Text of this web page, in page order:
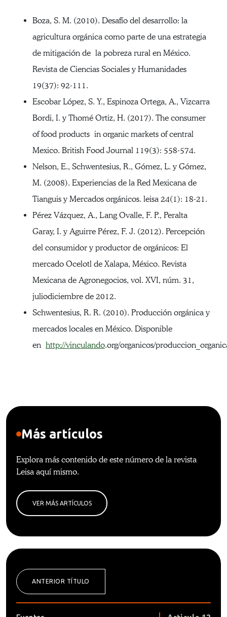
Boza, S. M. (2010). Desafío del desarrollo: la
agricultura orgánica como parte de una estrategia
de mitigación de la pobreza rural en México.
Revista de Ciencias Sociales y Humanidades
19(37): 92-111.
Escobar López, S. Y., Espinoza Ortega, A., Vizcarra
Bordi, I. y Thomé Ortiz, H. (2017). The consumer
of food products in organic markets of central
Mexico. British Food Journal 119(3): 558-574.
Nelson, E., Schwentesius, R., Gómez, L. y Gómez,
M. (2008). Experiencias de la Red Mexicana de
Tianguis y Mercados orgánicos. leisa 24(1): 18-21.
Pérez Vázquez, A., Lang Ovalle, F. P., Peralta
Garay, I. y Aguirre Pérez, F. J. (2012). Percepción
del consumidor y productor de orgánicos: El
mercado Ocelotl de Xalapa, México. Revista
Mexicana de Agronegocios, vol. XVI, núm. 31,
juliodiciembre de 2012.
Schwentesius, R. R. (2010). Producción orgánica y
mercados locales en México. Disponible
en http://vinculando.org/organicos/
Más artículos
Explora más contenido de este número de la revista
Leisa aquí mismo.
VER MÁS ARTÍCULOS
ANTERIOR TÍTULO